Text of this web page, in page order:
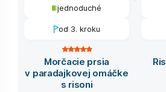
jednoduché
od 3. kroku
Morčacie prsia
v paradajkovej omáčke
s risoni